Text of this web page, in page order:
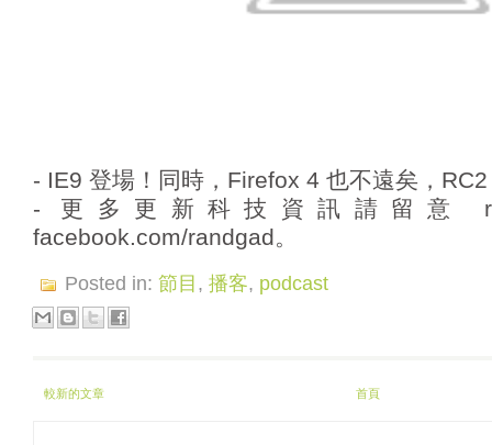
- IE9 登場！同時，Firefox 4 也不遠矣，
- 更多更新科技資訊請留意
facebook.com/randgad。
Posted in: 節目, 播客, podcast
較新的文章 首頁